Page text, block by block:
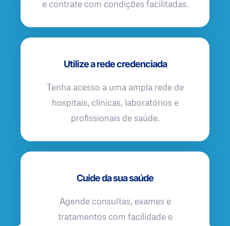
e contrate com condições facilitadas.
Utilize a rede credenciada
Tenha acesso a uma ampla rede de
hospitais, clínicas, laboratórios e
profissionais de saúde.
Cuide da sua saúde
Agende consultas, exames e
tratamentos com facilidade e